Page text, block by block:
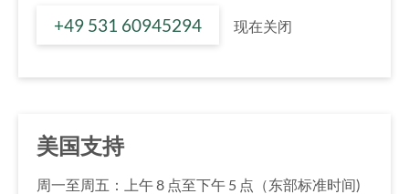
+49 531 60945294 现在关闭
美国支持
周一至周五：上午 8 点至下午 5 点（东部标准时间)